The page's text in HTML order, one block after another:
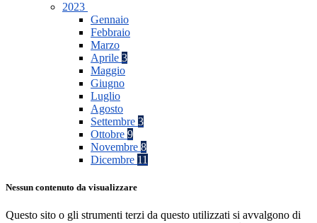
2023
Gennaio
Febbraio
Marzo
Aprile 3
Maggio
Giugno
Luglio
Agosto
Settembre 3
Ottobre 9
Novembre 8
Dicembre 11
Nessun contenuto da visualizzare
Questo sito o gli strumenti terzi da questo utilizzati si avvalgono di